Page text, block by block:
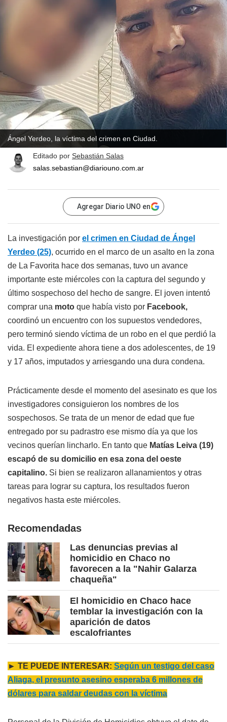
Ángel Yerdeo, la víctima del crimen en Ciudad.
Editado por Sebastián Salas
salas.sebastian@diariouno.com.ar
Agregar Diario UNO en
La investigación por el crimen en Ciudad de Ángel
Yerdeo (25), ocurrido en el marco de un asalto en la zona
de La Favorita hace dos semanas, tuvo un avance
importante este miércoles con la captura del segundo y
último sospechoso del hecho de sangre. El joven intentó
comprar una moto que había visto por Facebook,
coordinó un encuentro con los supuestos vendedores,
pero terminó siendo víctima de un robo en el que perdió la
vida. El expediente ahora tiene a dos adolescentes, de 19
y 17 años, imputados y arriesgando una dura condena.
Prácticamente desde el momento del asesinato es que los
investigadores consiguieron los nombres de los
sospechosos. Se trata de un menor de edad que fue
entregado por su padrastro ese mismo día ya que los
vecinos querían lincharlo. En tanto que Matías Leiva (19)
escapó de su domicilio en esa zona del oeste
capitalino. Si bien se realizaron allanamientos y otras
tareas para lograr su captura, los resultados fueron
negativos hasta este miércoles.
Recomendadas
Las denuncias previas al
homicidio en Chaco no
favorecen a la "Nahir Galarza
chaqueña"
El homicidio en Chaco hace
temblar la investigación con la
aparición de datos
escalofriantes
► TE PUEDE INTERESAR: Según un testigo del caso
Aliaga, el presunto asesino esperaba 6 millones de
dólares para saldar deudas con la víctima